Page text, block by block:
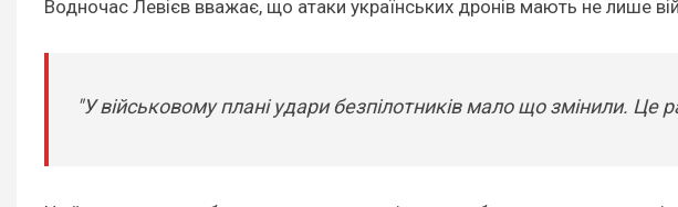
Водночас Левієв вважає, що атаки українських дронів мають не лише
"У військовому плані удари безпілотників мало що змінили. Це